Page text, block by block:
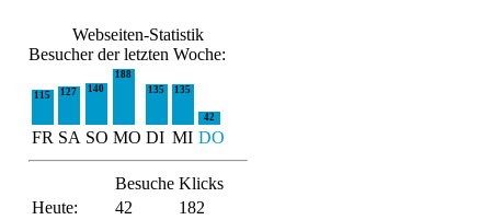
Webseiten-Statistik
Besucher der letzten Woche:
115 127 140
188
135
135
42
FR SA SO MO DI MI DO
Besuche Klicks
Heute:
42
182